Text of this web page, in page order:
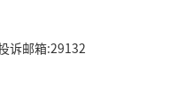
诉邮箱:29132